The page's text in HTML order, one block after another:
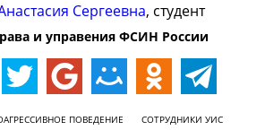
Сергеевна, студент
и управения ФСИН России
ПОВЕДЕНИЕ
СОТРУДНИКИ УИС